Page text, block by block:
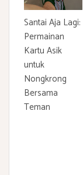
Santai Aja Lagi:
Permainan
Kartu Asik
untuk
Nongkrong
Bersama
Teman